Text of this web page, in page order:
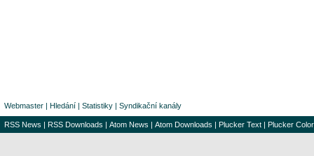
Webmaster | Hledání | Statistiky | Syndikační kanály
RSS News | RSS Downloads | Atom News | Atom Downloads | Plucker Text | Plucker Color